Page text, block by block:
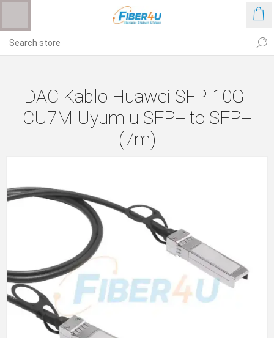
DAC Kablo Huawei SFP-10G-
CU7M Uyumlu SFP+ to SFP+
(7m)